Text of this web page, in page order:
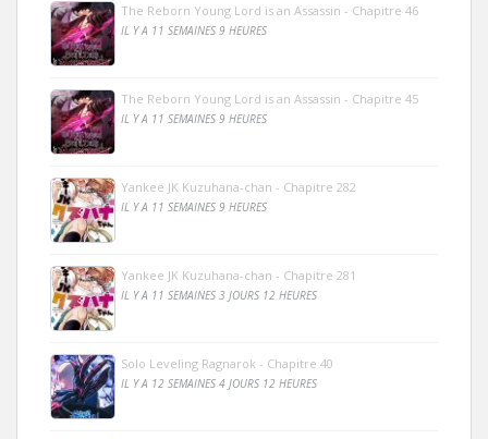
The Reborn Young Lord is an Assassin - Chapitre 46
IL Y A 11 SEMAINES 9 HEURES
The Reborn Young Lord is an Assassin - Chapitre 45
IL Y A 11 SEMAINES 9 HEURES
Yankee JK Kuzuhana-chan - Chapitre 282
IL Y A 11 SEMAINES 9 HEURES
Yankee JK Kuzuhana-chan - Chapitre 281
IL Y A 11 SEMAINES 3 JOURS 12 HEURES
Solo Leveling Ragnarok - Chapitre 40
IL Y A 12 SEMAINES 4 JOURS 12 HEURES